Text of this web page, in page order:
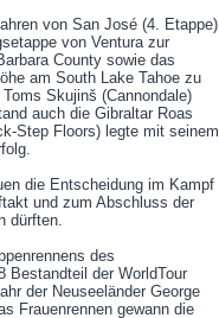
von San José (4. Etappe)
von Ventura zur
County sowie das
am South Lake Tahoe zu
Skujinš (Cannondale)
auch die Gibraltar Roas
Step Floors) legte mit seinem
die Entscheidung im Kampf
und zum Abschluss der
dürften.
des
Bestandteil der WorldTour
der Neuseeländer George
Frauenrennen gewann die